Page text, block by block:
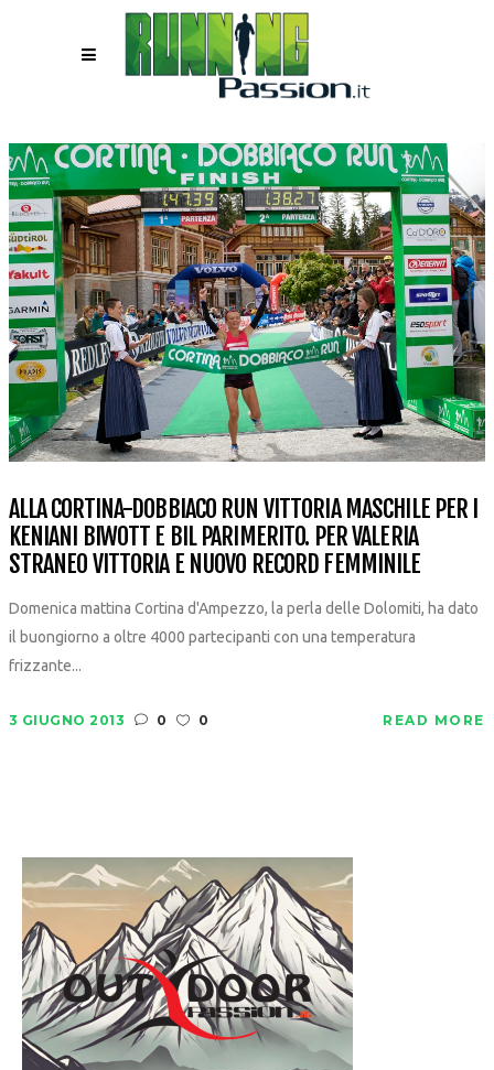
ALLA CORTINA-DOBBIACO RUN VITTORIA MASCHILE PER I
KENIANI BIWOTT E BIL PARIMERITO. PER VALERIA
STRANEO VITTORIA E NUOVO RECORD FEMMINILE
Domenica mattina Cortina d'Ampezzo, la perla delle Dolomiti, ha dato
il buongiorno a oltre 4000 partecipanti con una temperatura
frizzante...
3 GIUGNO 2013 0 0 READ MORE